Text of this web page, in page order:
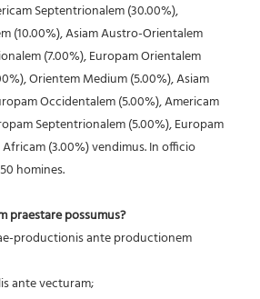
Septentrionalem (30.00%),
(10.00%), Asiam Austro-Orientalem
(7.00%), Europam Orientalem
Orientem Medium (5.00%), Asiam
Occidentalem (5.00%), Americam
Septentrionalem (5.00%), Europam
(3.00%) vendimus. In officio
homines.
praestare possumus?
ante vecturam;